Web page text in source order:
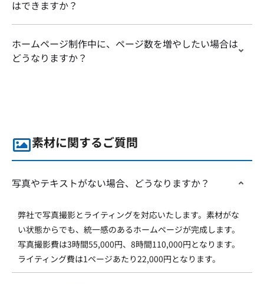
はできますか？
ホームページ制作中に、ページ数を増やしたい場合は
どうなりますか？
素材に関するご質問
写真やテキストがない場合、どうなりますか？
弊社で写真撮影とライティングを対応いたします。素材がな
い状態からでも、統一感のあるホームページが完成します。
写真撮影費は3時間55,000円、8時間110,000円となります。
ライティング費は1ページあたり22,000円となります。